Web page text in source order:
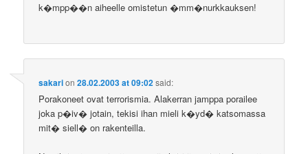
k�mpp��n aiheelle omistetun �mm�nurkkauksen!
sakarion28.02.2003 at 09:02said:
Porakoneet ovat terrorismia. Alakerran jamppa porailee
joka p�iv� jotain, tekisi ihan mieli k�yd� katsomassa
mit� siell� on rakenteilla.